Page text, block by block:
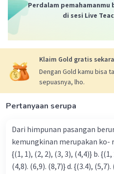
Lathifa L Level 9
makasi banyak kaka
Perdalam pemahamanmu
di sesi Live
Klaim Gold gratis
Dengan Gold kamu bisa
sepuasnya, lho.
Pertanyaan serupa
Dari himpunan pasangan
kemungkinan merupakan ko- respondensi satu-satu? a.
{(1, 1), (2, 2), (3, 3), (4,4)} b. {(1, 2), (2, 3), (3, 4). (4,5)} c. {(2,7).
(4,8). (6,9). (8,7)} d.